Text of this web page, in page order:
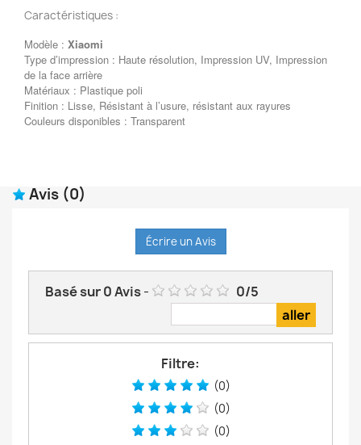
Caractéristiques :
Modèle : Xiaomi
Type d’impression : Haute résolution, Impression UV, Impression
de la face arrière
Matériaux : Plastique poli
Finition : Lisse, Résistant à l’usure, résistant aux rayures
Couleurs disponibles : Transparent
Avis (0)
Écrire un Avis
Basé sur0Avis- 0/5
Filtre:
(0)
(0)
(0)